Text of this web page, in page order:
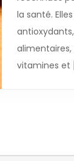
la santé.
vitamines et